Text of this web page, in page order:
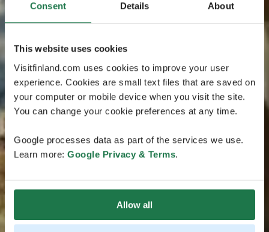
Consent Details About
This website uses cookies
Visitfinland.com uses cookies to improve your user
experience. Cookies are small text files that are saved on
your computer or mobile device when you visit the site.
You can change your cookie preferences at any time.
Google processes data as part of the services we use.
Learn more: Google Privacy & Terms.
Allow all